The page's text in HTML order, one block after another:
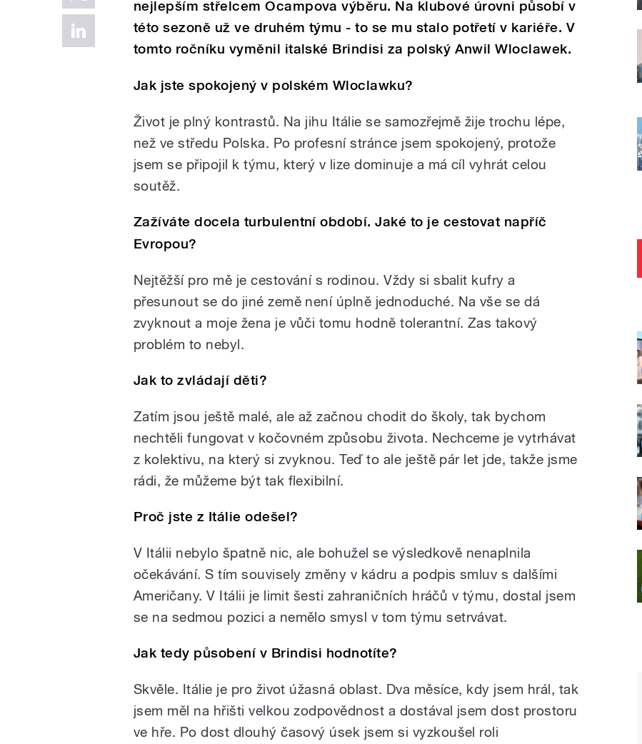
nejlepším střelcem Ocampova výběru. Na klubové úrovni působí v
této sezoně už ve druhém týmu - to se mu stalo potřetí v kariéře. V
tomto ročníku vyměnil italské Brindisi za polský Anwil Wloclawek.
Jak jste spokojený v polském Wloclawku?
Život je plný kontrastů. Na jihu Itálie se samozřejmě žije trochu lépe,
než ve středu Polska. Po profesní stránce jsem spokojený, protože
jsem se připojil k týmu, který v lize dominuje a má cíl vyhrát celou
soutěž.
Zažíváte docela turbulentní období. Jaké to je cestovat napříč
Evropou?
Nejtěžší pro mě je cestování s rodinou. Vždy si sbalit kufry a
přesunout se do jiné země není úplně jednoduché. Na vše se dá
zvyknout a moje žena je vůči tomu hodně tolerantní. Zas takový
problém to nebyl.
Jak to zvládají děti?
Zatím jsou ještě malé, ale až začnou chodit do školy, tak bychom
nechtěli fungovat v kočovném způsobu života. Nechceme je vytrhávat
z kolektivu, na který si zvyknou. Teď to ale ještě pár let jde, takže jsme
rádi, že můžeme být tak flexibilní.
Proč jste z Itálie odešel?
V Itálii nebylo špatně nic, ale bohužel se výsledkově nenaplnila
očekávání. S tím souvisely změny v kádru a podpis smluv s dalšími
Američany. V Itálii je limit šesti zahraničních hráčů v týmu, dostal jsem
se na sedmou pozici a nemělo smysl v tom týmu setrvávat.
Jak tedy působení v Brindisi hodnotíte?
Skvěle. Itálie je pro život úžasná oblast. Dva měsíce, kdy jsem hrál, tak
jsem měl na hřišti velkou zodpovědnost a dostával jsem dost prostoru
ve hře. Po dost dlouhý časový úsek jsem si vyzkoušel roli